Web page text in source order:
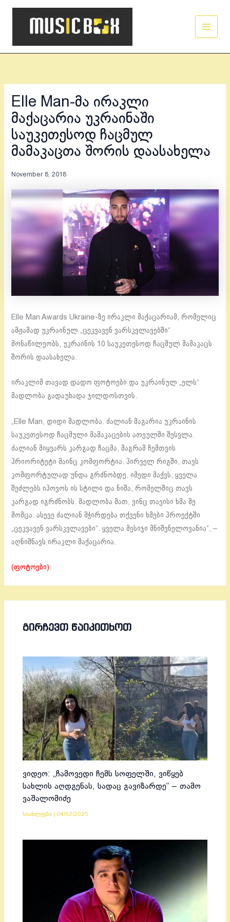
Skip
Elle Man-მა ირაკლი
მაქაცარია უკრაინაში
საუკეთესოდ ჩაცმულ
მამაკაცთა შორის დაასახელა
November 8, 2018
Elle Man Awards Ukraine-ზე ირაკლი მაქაცარიამ, რომელიც
ამჟამად უკრაინულ „ცეკვავენ ვარსკვლავებში“
მონაწილეობს, უკრაინის 10 საუკეთესოდ ჩაცმულ მამაკაცს
შორის დაასახელა.
ირაკლიმ თავად დადო ფოტოები და უკრაინულ „ელს“
მადლობა გადაუხადა ჯილდოსთვის.
„Elle Man, დიდი მადლობა. ძალიან მაგარია უკრაინის
საუკეთესოდ ჩაცმული მამაკაცების ათეულში შესვლა.
ძალიან მიყვარს კარგად ჩაცმა, მაგრამ ჩემთვის
პრიორიტეტი მაინც კომფორტია. პირველ რიგში, თავს
კომფორტულად უნდა გრძნობდე. იმედი მაქვს, ყველა
შეძლებს იპოვოს ის სტილი და ნიშა, რომელშიც თავს
კარგად იგრძნობს. მადლობა მათ, ვინც თავისი ხმა მე
მომცა. ასევე ძალიან მჭირდება თქვენი ხმები პროექტში
„ცეკვავენ ვარსკვლავები“. ყველა მესიჯი მნიშვნელოვანია“, –
აღნიშნავს ირაკლი მაქაცარია.
(ფოტოები)
ᲒᲘᲠᲩᲔᲕᲗ ᲬᲐᲘᲙᲘᲗᲮᲝᲗ
ვიდეო: „ჩამოვედი ჩემს სოფელში, ვიწყებ
სახლის აღდგენას, სადაც გავიზარდე“ – თამო
ვაშალომიძე
სიახლეები 04/02/2025